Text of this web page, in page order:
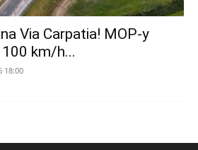
Via Carpatia! MOP-y
km/h...
18:00